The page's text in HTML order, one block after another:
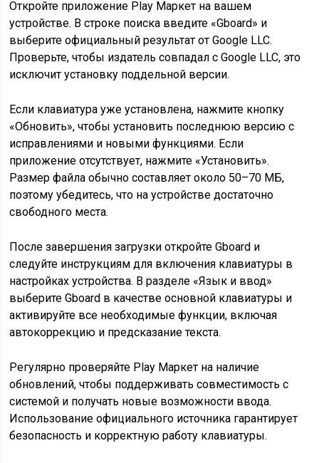
Откройте приложение Play Маркет на вашем
устройстве. В строке поиска введите «Gboard» и
выберите официальный результат от Google LLC.
Проверьте, чтобы издатель совпадал с Google LLC, это
исключит установку поддельной версии.
Если клавиатура уже установлена, нажмите кнопку
«Обновить», чтобы установить последнюю версию с
исправлениями и новыми функциями. Если
приложение отсутствует, нажмите «Установить».
Размер файла обычно составляет около 50–70 МБ,
поэтому убедитесь, что на устройстве достаточно
свободного места.
После завершения загрузки откройте Gboard и
следуйте инструкциям для включения клавиатуры в
настройках устройства. В разделе «Язык и ввод»
выберите Gboard в качестве основной клавиатуры и
активируйте все необходимые функции, включая
автокоррекцию и предсказание текста.
Регулярно проверяйте Play Маркет на наличие
обновлений, чтобы поддерживать совместимость с
системой и получать новые возможности ввода.
Использование официального источника гарантирует
безопасность и корректную работу клавиатуры.